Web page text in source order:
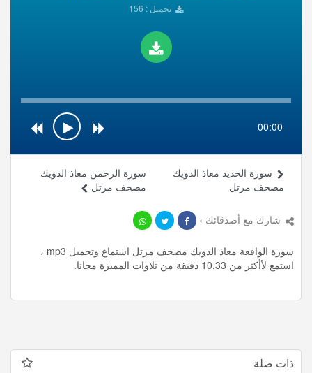
تحميل : 156
00:00
سورة الرحمن معاذ الدويك
مصحف مرتل
سورة الحديد معاذ الدويك
مصحف مرتل
شارك مع أصدقائك ›
سورة الواقعة معاذ الدويك مصحف مرتل استماع وتحميل mp3 ،
استمع لأأكثر من 10.33 دقيقة من تلاوات المميزة مجانا.
ذات صلة